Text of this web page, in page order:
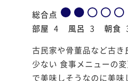
総合点
部屋 4 風呂 3 朝食
古民家や骨董品など古
少ない 食事メニューの
で美味しそうなのに美